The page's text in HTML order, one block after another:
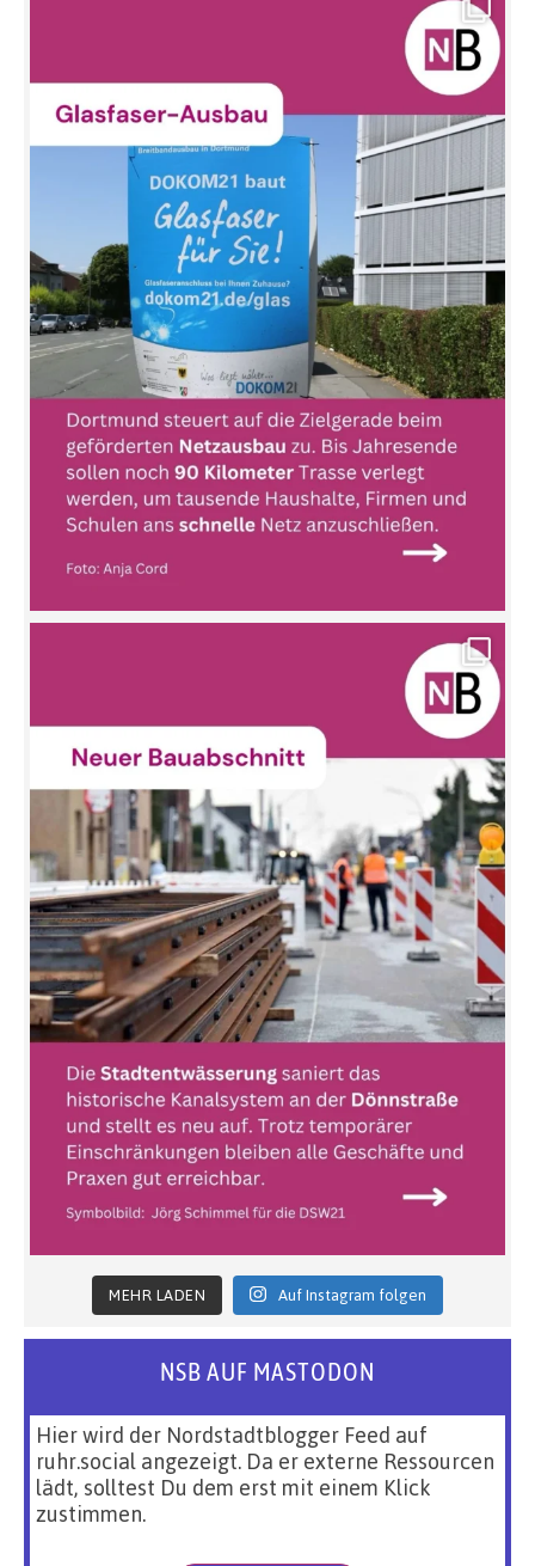
MEHR LADEN Auf Instagram folgen
NSB AUF MASTODON
Hier wird der Nordstadtblogger Feed auf
ruhr.social angezeigt. Da er externe Ressourcen
lädt, solltest Du dem erst mit einem Klick
zustimmen.